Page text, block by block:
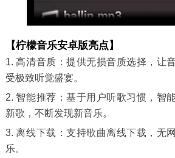
【柠檬音乐安卓版亮点】
1. 高清音质：提供无损音质选择，让
受极致听觉盛宴。
2. 智能推荐：基于用户听歌习惯，智
新歌，不断发现新音乐。
3. 离线下载：支持歌曲离线下载，无
乐。